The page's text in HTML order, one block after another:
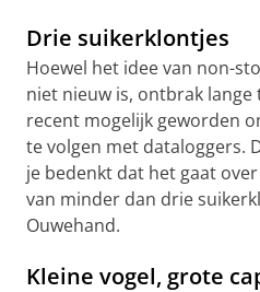
Drie suikerklontjes
Hoewel het idee van non-
niet nieuw is, ontbrak lange
recent mogelijk geworden
te volgen met dataloggers.
je bedenkt dat het gaat
van minder dan drie
Ouwehand.
Kleine vogel, grote